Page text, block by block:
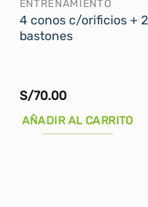
ENTRENAMIENTO
4 conos c/orificios + 2
bastones
S/70.00
AÑADIR AL CARRITO